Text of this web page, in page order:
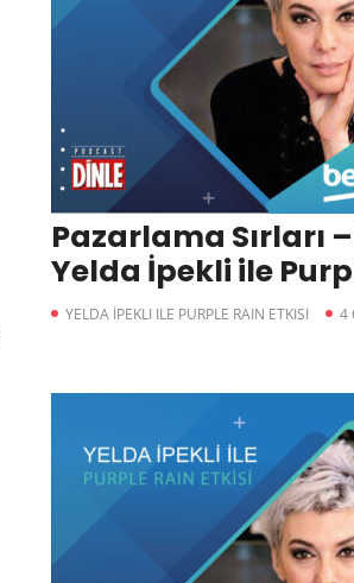
Pazarlama Sırları –
Yelda İpekli ile
Etkisi
YELDA İPEKLI ILE PURPLE RAIN ETKISI 4